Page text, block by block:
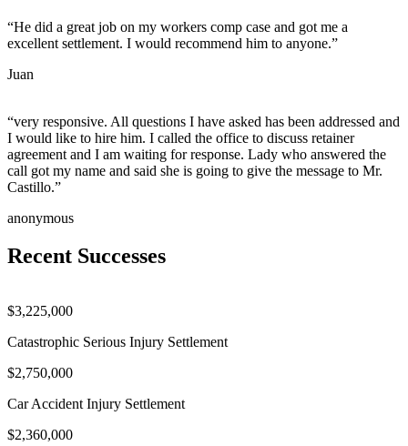
“He did a great job on my workers comp case and got me a
excellent settlement. I would recommend him to anyone.”
Juan
“very responsive. All questions I have asked has been addressed and
I would like to hire him. I called the office to discuss retainer
agreement and I am waiting for response. Lady who answered the
call got my name and said she is going to give the message to Mr.
Castillo.”
anonymous
Recent Successes
$3,225,000
Catastrophic Serious Injury Settlement
$2,750,000
Car Accident Injury Settlement
$2,360,000